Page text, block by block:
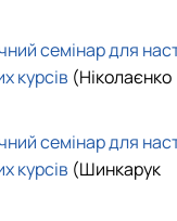
семінар для
курсів (Ніколаєнко
семінар для
курсів (Шинкарук